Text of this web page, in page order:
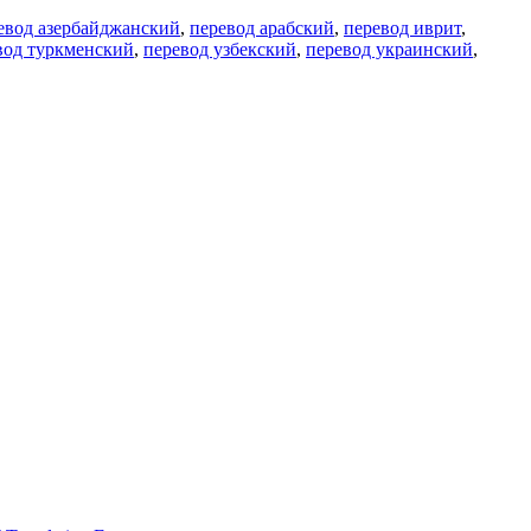
азербайджанский, перевод арабский, перевод иврит,
туркменский, перевод узбекский, перевод украинский,